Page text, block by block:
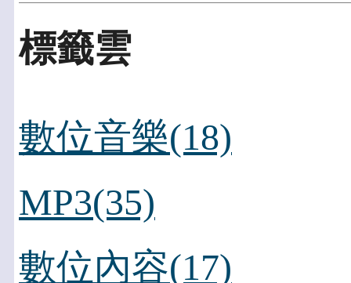
標籤雲
數位音樂(18)
MP3(35)
數位內容(17)